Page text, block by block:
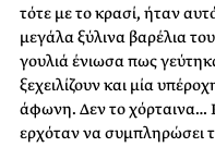
τότε με το κρασί, ήταν
μεγάλα ξύλινα βαρέλια
γουλιά ένιωσα πως
ξεχειλίζουν και μία
άφωνη. Δεν το χόρταινα…
ερχόταν να συμπληρώσει